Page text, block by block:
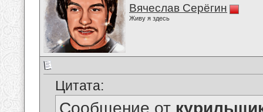
Вячеслав Серёгин
Живу я здесь
Цитата: